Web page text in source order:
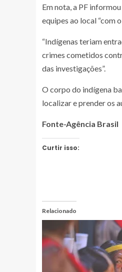
Em nota, a PF
equipes ao local “com
“Indígenas teriam
crimes cometidos
das investigações”.
O corpo do indígena
localizar e prender os
Fonte-Agência Brasil
Curtir isso:
Relacionado